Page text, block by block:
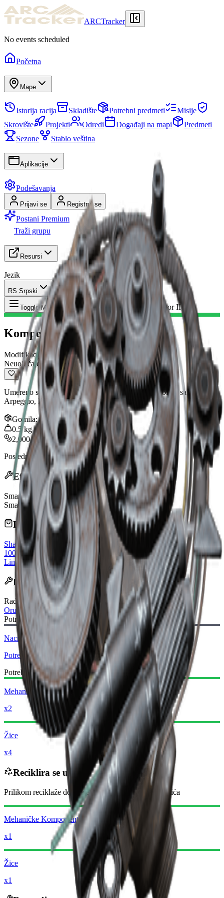
ARCTracker
No events scheduled
Početna
Mape
Istorija racija Skladište Potrebni predmeti
Misije
Skrovište
Projekti Odredi Događaji na mapi
Predmeti
Sezone
Stablo veština
Aplikacije
Podešavanja
Prijavi se Registruj se
Postani Premium
Traži grupu
Resursi
Jezik
RS Srpski
Toggle Menu Predmet Kompenzator II
Kompenzator II
Modifikacija
Neuobičajeno
Umereno smanjuje raspršenje po pucnju. Kompatibilno sa:
Arpeggio, Ferro, Renegade, Anvil, Stitcher
Gomila:1
0.5kg
2,000
Poslednje ažuriranje:Mar 22, 2026
Efekti
Smanjeno Maksimalno Raspršenje Pucnja 20%
Smanjeno Raspršenje po Pucnju 40%
Prodaju trgovci
Shani
100x creds
Limit: 2Obnavlja se dnevno
Recept za izradu
Radni sto
Oružar
Potreban nacrt:
Nacrt za Kompenzator II
Potrebno
Potrebni materijali:
Mehaničke Komponente
x2
Žice
x4
Reciklira se u
Prilikom reciklaže dobićete -1160 manje Rejder novčića
Mehaničke Komponente
x1
Žice
x1